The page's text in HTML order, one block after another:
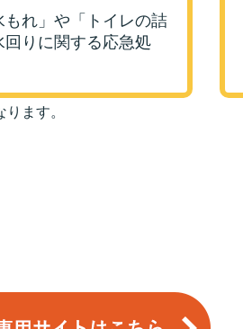
もれ」や「トイレの詰
回りに関する応急処
ます。